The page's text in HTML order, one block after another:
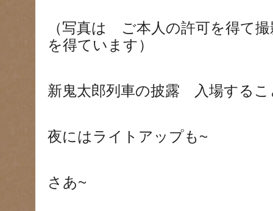
（写真は ご本人の許可を得て
を得ています）
新鬼太郎列車の披露 入場するこ
夜にはライトアップも~
さあ~